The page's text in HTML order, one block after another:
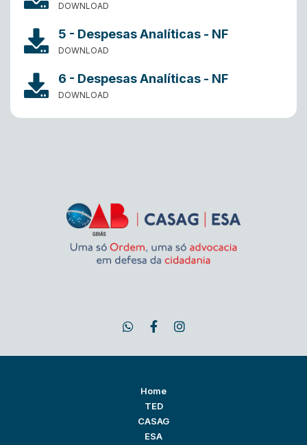
DOWNLOAD
5 - Despesas Analíticas - NF
DOWNLOAD
6 - Despesas Analíticas - NF
DOWNLOAD
Home
TED
CASAG
ESA